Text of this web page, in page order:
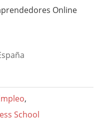
Online
,
School